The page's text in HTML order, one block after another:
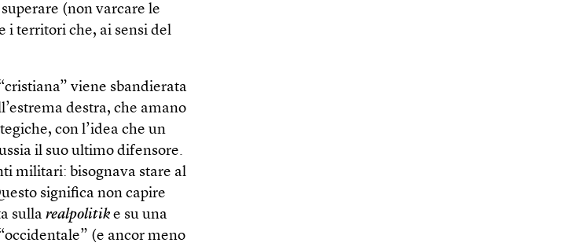
(non varcare le
i territori che, ai sensi del
viene sbandierata
destra, che amano
con l’idea che un
il suo ultimo difensore.
militari: bisognava stare al
significa non capire
sullarealpolitik e su una
(e ancor meno